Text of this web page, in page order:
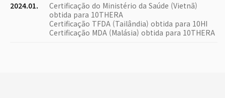
2024.01.
Certificação do Ministério da Saúde (Vietnã)
obtida para 10THERA
Certificação TFDA (Tailândia) obtida para 10HI
Certificação MDA (Malásia) obtida para 10THERA